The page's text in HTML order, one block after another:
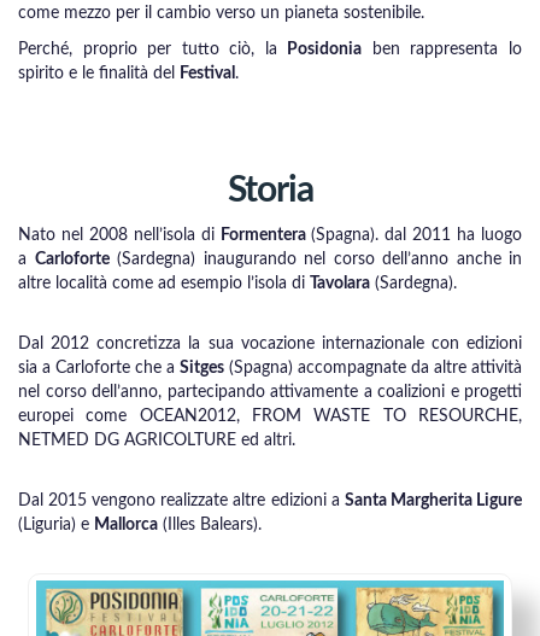
come mezzo per il cambio verso un pianeta sostenibile.
Perché, proprio per tutto ciò, la Posidonia ben rappresenta lo
spirito e le finalità del
Festival .
Storia
Nato nel 2008 nell’isola di Formentera(Spagna). dal 2011 ha luogo
a Carloforte(Sardegna) inaugurando nel corso dell’anno anche in
altre località come ad esempio l’isola di
Tavolara (Sardegna).
Dal 2012 concretizza la sua vocazione internazionale con edizioni
sia a Carloforte che a Sitges (Spagna) accompagnate da altre attività
nel corso dell’anno, partecipando attivamente a coalizioni e progetti
europei come OCEAN2012, FROM WASTE TO RESOURCHE,
NETMED DG AGRICOLTURE ed altri.
Dal 2015 vengono realizzate altre edizioni a Santa Margherita Ligure
(Liguria) e Mallorca (Illes Balears).